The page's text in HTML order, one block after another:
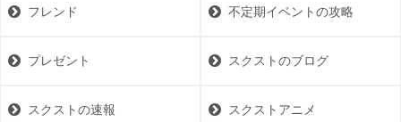
フレンド 不定期イベントの攻略
プレゼント スクストのブログ
スクストの速報 スクストアニメ